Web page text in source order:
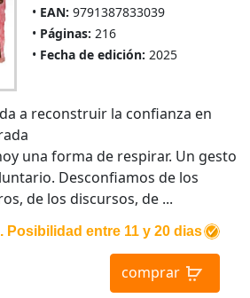
EAN: 9791387833039
Páginas: 216
Fecha de edición: 2025
Posibilidad entre 11 y 20 dias
comprar
a reconstruir la confianza en
una forma de respirar. Un gesto
Desconfiamos de los
de los discursos, de ...